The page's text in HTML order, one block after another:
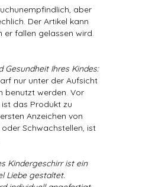
aber
Der Artikel kann
er fallen gelassen wird.
Gesundheit Ihres Kindes:
nur unter der Aufsicht
benutzt werden. Vor
das Produkt zu
Anzeichen von
Schwachstellen, ist
Kindergeschirr ist ein
Liebe gestaltet.